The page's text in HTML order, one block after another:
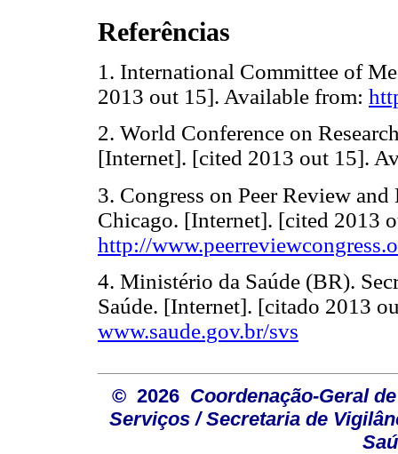
Referências
1. International Committee of
2013 out 15]. Available from:
2. World Conference on
[Internet]. [cited 2013 out 15].
3. Congress on Peer Review
Chicago. [Internet]. [cited 2013
http://
4. Ministério da Saúde (BR).
Saúde. [Internet]. [citado 2013
www.saude.gov.br/svs
© 2026 Coordenação-Geral
Serviços / Secretaria de